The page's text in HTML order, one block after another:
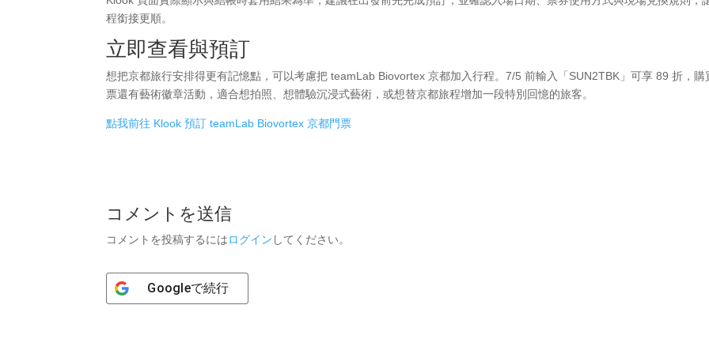
程銜接更順。
立即查看與預訂
想把京都旅行安排得更有記憶點，可以考慮把 teamLab Biovortex 京都加入行程。7/5 前輸入「SUN2TBK」可享 89 折，購
票還有藝術徽章活動，適合想拍照、想體驗沉浸式藝術，或想替京都旅程增加一段特別回憶的旅客。
點我前往 Klook 預訂 teamLab Biovortex 京都門票
コメントを送信
コメントを投稿するにはログイン してください。
Googleで続行